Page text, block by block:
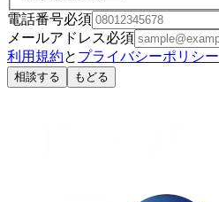
電話番号必須
メールアドレス必須
利用規約と プライバシーポリシー
相談する もどる